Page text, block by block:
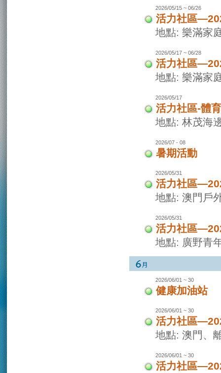
2026/05/15 ~ 06/26
活力社區
地點: 樂滿家
2026/05/17 ~ 06/28
活力社區
地點: 樂滿家
2026/05/17
活力社區-體
地點: 林茂海
2026/07 - 08
暑期活動
2026/05/31
活力社區
地點: 澳門戶
2026/05/31
活力社區
地點: 廣野青
2026/06/01 ~ 30
健康加油站
2026/06/01 ~ 30
活力社區
地點: 澳門、
2026/06/01 ~ 30
活力社區